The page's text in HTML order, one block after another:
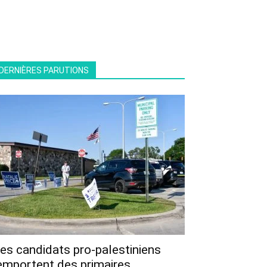
PARUTIONS
candidats pro-palestiniens